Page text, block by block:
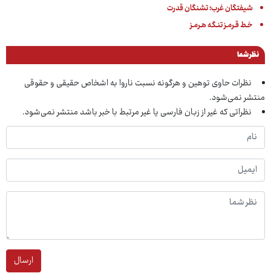
شیفتگان غرب؛ تشنگان قدرت
خـط قـرمـز تنـگه هـرمـز
نظر شما
نظرات حاوی توهین و هرگونه نسبت ناروا به اشخاص حقیقی و حقوقی
منتشر نمی‌شود.
نظراتی که غیر از زبان فارسی یا غیر مرتبط با خبر باشد منتشر نمی‌شود.
ارسال